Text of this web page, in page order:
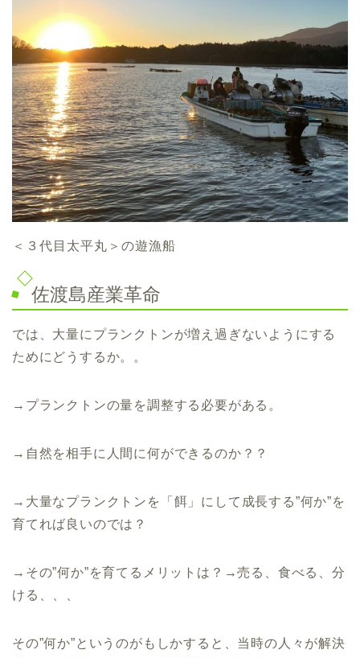
＜３代目太平丸＞の遊漁船
佐渡島産業革命
では、大量にプランクトンが増え過ぎないようにする
ためにどうするか。。
→プランクトンの量を調整する必要がある。
→自然を相手に人間に何ができるのか？？
→大量なプランクトンを「餌」にして成長する”何か”を
育てれば良いのでは？
→その”何か”を育てるメリットは？→売る、食べる、分
ける、、、
その”何か”というのがもしかすると、当時の人々が解決